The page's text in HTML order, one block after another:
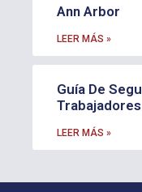
Ann Arbor
LEER MÁS »
Guía De
LEER MÁS »